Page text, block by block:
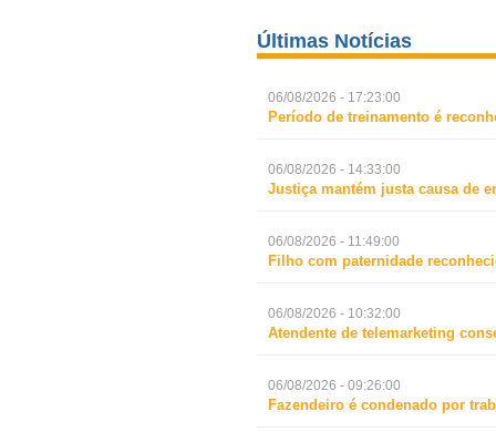
Últimas Notícias
06/08/2026 - 17:23:00
Período de treinamento é
06/08/2026 - 14:33:00
Justiça mantém justa causa de
06/08/2026 - 11:49:00
Filho com paternidade
06/08/2026 - 10:32:00
Atendente de telemarketing
06/08/2026 - 09:26:00
Fazendeiro é condenado por